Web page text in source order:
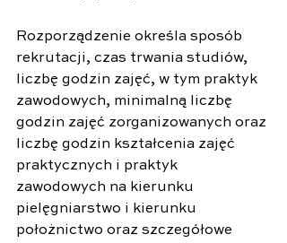
Rozporządzenie określa sposób
rekrutacji, czas trwania studiów,
liczbę godzin zajęć, w tym praktyk
zawodowych, minimalną liczbę
godzin zajęć zorganizowanych oraz
liczbę godzin kształcenia zajęć
praktycznych i praktyk
zawodowych na kierunku
pielęgniarstwo i kierunku
położnictwo oraz szczegółowe